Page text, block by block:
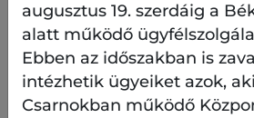
Egy kicsit több, mint puszta
Komplexebb, átfogóbb képet
élte, alkotta meg ‘56-ot.
A múlt kiteljesedik, színesebbé
augusztus 19. szerdáig a
alatt működő
Ebben az időszakban is
intézhetik ügyeiket azok,
Csarnokban működő